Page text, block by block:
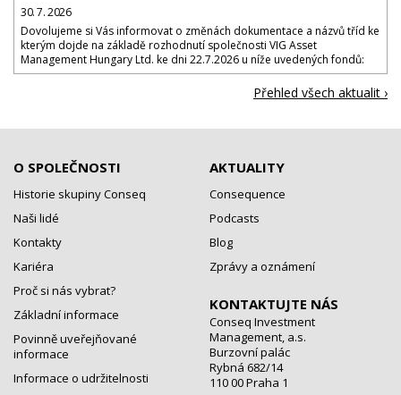
30. 7. 2026
Dovolujeme si Vás informovat o změnách dokumentace a názvů tříd ke
kterým dojde na základě rozhodnutí společnosti VIG Asset
Management Hungary Ltd. ke dni 22.7.2026 u níže uvedených fondů:
Přehled všech aktualit ›
O SPOLEČNOSTI
Historie skupiny Conseq
Naši lidé
Kontakty
Kariéra
Proč si nás vybrat?
Základní informace
Povinně uveřejňované
informace
Informace o udržitelnosti
AKTUALITY
Consequence
Podcasts
Blog
Zprávy a oznámení
KONTAKTUJTE NÁS
Conseq Investment
Management, a.s.
Burzovní palác
Rybná 682/14
110 00 Praha 1